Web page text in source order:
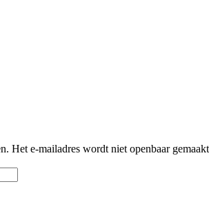
Het e-mailadres wordt niet openbaar